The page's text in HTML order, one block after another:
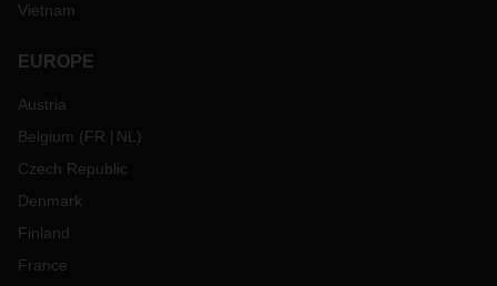
Vietnam
EUROPE
Austria
Belgium (FR NL )
Czech Republic
Denmark
Finland
France